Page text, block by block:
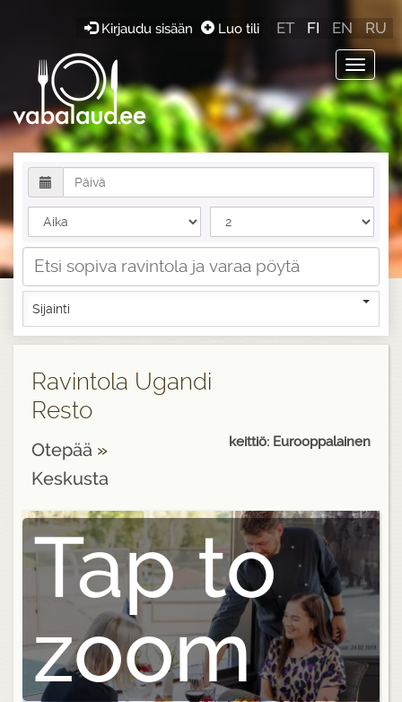
Toggle
Kirjaudu sisään Luo tili ET FI EN RU
Sijainti
Ravintola Ugandi
Resto
Otepää »
Keskusta
keittiö: Eurooppalainen
Tap to
zoom